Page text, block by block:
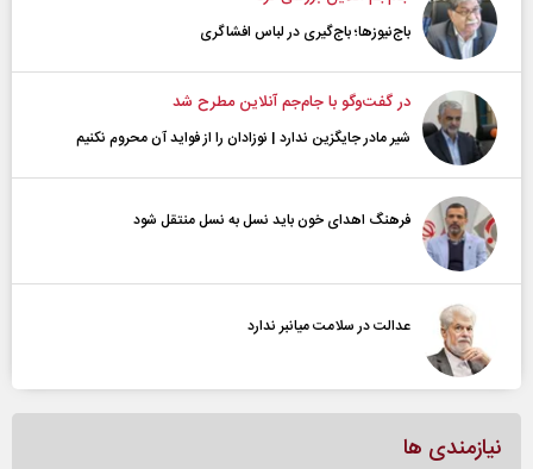
باج‌نیوزها؛ باج‌گیری در لباس افشاگری
در گفت‌و‌گو با جام‌جم آنلاین مطرح شد
شیر مادر جایگزین ندارد | نوزادان را از فواید آن محروم نکنیم
فرهنگ اهدای خون باید نسل به نسل منتقل شود
عدالت در سلامت میانبر ندارد
نیازمندی ها